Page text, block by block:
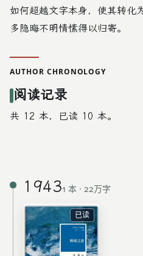
如何超越文字本身，使其转化
多隐晦不明情愫得以归寄。
AUTHOR CHRONOLOGY
阅读记录
共 12 本，已读 10 本。
19431 本 · 22万字
已读